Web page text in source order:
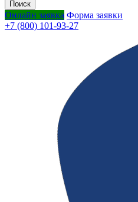
Онлайн заявка Форма заявки
+7 (800) 101-93-27